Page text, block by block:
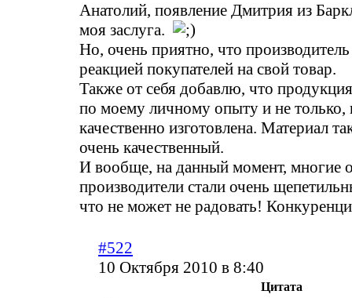
Анатолий, появление Дмитрия из
моя заслуга.
Но, очень приятно, что производитель
реакцией покупателей на свой товар.
Также от себя добавлю, что
по моему личному опыту и не только,
качественно изготовлена. Материал
очень качественный.
И вообще, на данный момент, многие
производители стали очень
что не может не радовать!
#522
10 Октября 2010 в 8:40
Цитата